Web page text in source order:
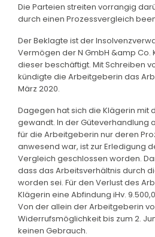
Die Parteien streiten vorrangig
durch einen Prozessvergleich
Der Beklagte ist der
Vermögen der N GmbH &amp Co.
dieser beschäftigt. Mit Schreiben
kündigte die Arbeitgeberin das
März 2020.
Dagegen hat sich die Klägerin mit
gewandt. In der Güteverhandlung
für die Arbeitgeberin nur deren
anwesend war, ist zur Erledigung
Vergleich geschlossen worden.
dass das Arbeitsverhältnis durch
worden sei. Für den Verlust des
Klägerin eine Abfindung iHv.
Von der allein der Arbeitgeberin
Widerrufsmöglichkeit bis zum 2.
keinen Gebrauch.